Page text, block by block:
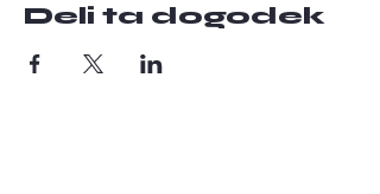
Deli ta dogodek